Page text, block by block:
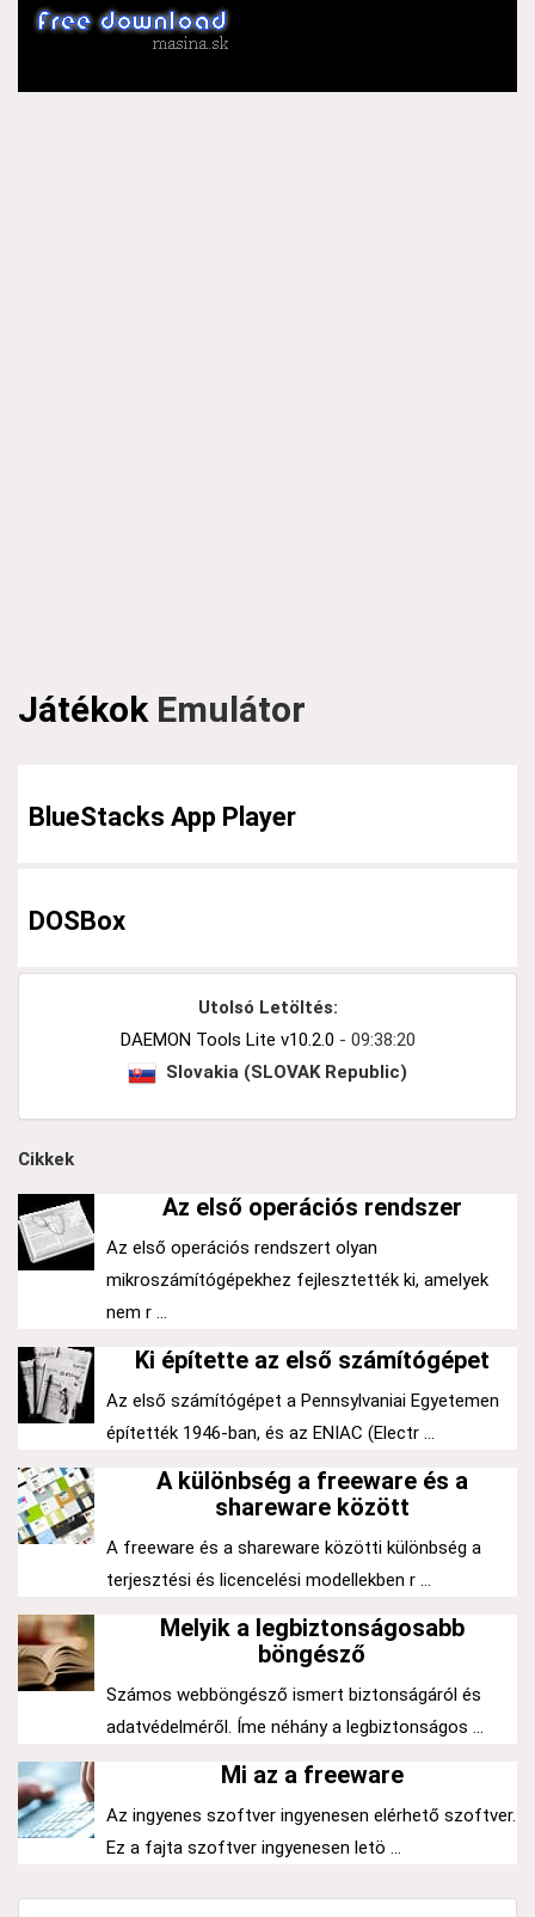
JátékokEmulátor
BlueStacks App Player
DOSBox
Utolsó Letöltés:
DAEMON Tools Lite v10.2.0 - 09:38:20
Slovakia (SLOVAK Republic)
Cikkek
Az első operációs rendszer
Az első operációs rendszert olyan
mikroszámítógépekhez fejlesztették ki, amelyek
nem r ...
Ki építette az első számítógépet
Az első számítógépet a Pennsylvaniai Egyetemen
építették 1946-ban, és az ENIAC (Electr ...
A különbség a freeware és a
shareware között
A freeware és a shareware közötti különbség a
terjesztési és licencelési modellekben r ...
Melyik a legbiztonságosabb
böngésző
Számos webböngésző ismert biztonságáról és
adatvédelméről. Íme néhány a legbiztonságos ...
Mi az a freeware
Az ingyenes szoftver ingyenesen elérhető szoftver.
Ez a fajta szoftver ingyenesen letö ...